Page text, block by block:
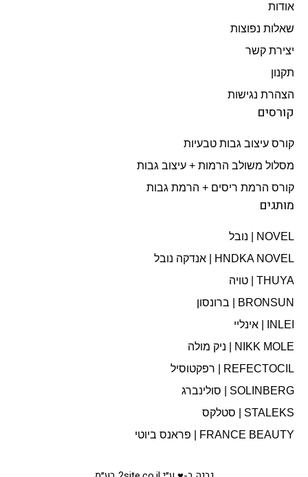
אודות
שאלות נפוצות
יצירת קשר
תקנון
הצהרת נגישות
קורסים
קורס עיצוב גבות טבעיות
מסלול משולב הרמות + עיצוב גבות​
קורס הרמת ריסים + הרמת גבות
מותגים
NOVEL | נובל
HNDKA NOVEL | אנדקה נובל
THUYA | טויה
BRONSUN | ברונסון
INLEI | אינליי
NIKK MOLE | ניק מולה
REFECTOCIL | רפקטוסיל
SOLINBERG | סולינברג
STALEKS | סטלקס
FRANCE BEAUTY | פראנס ביוטי